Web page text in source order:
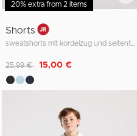
20% extra from 2 items
Shorts
sweatshorts mit kordelzug und seitentasche
Reduziert von
25,99 € auf
15,00 €